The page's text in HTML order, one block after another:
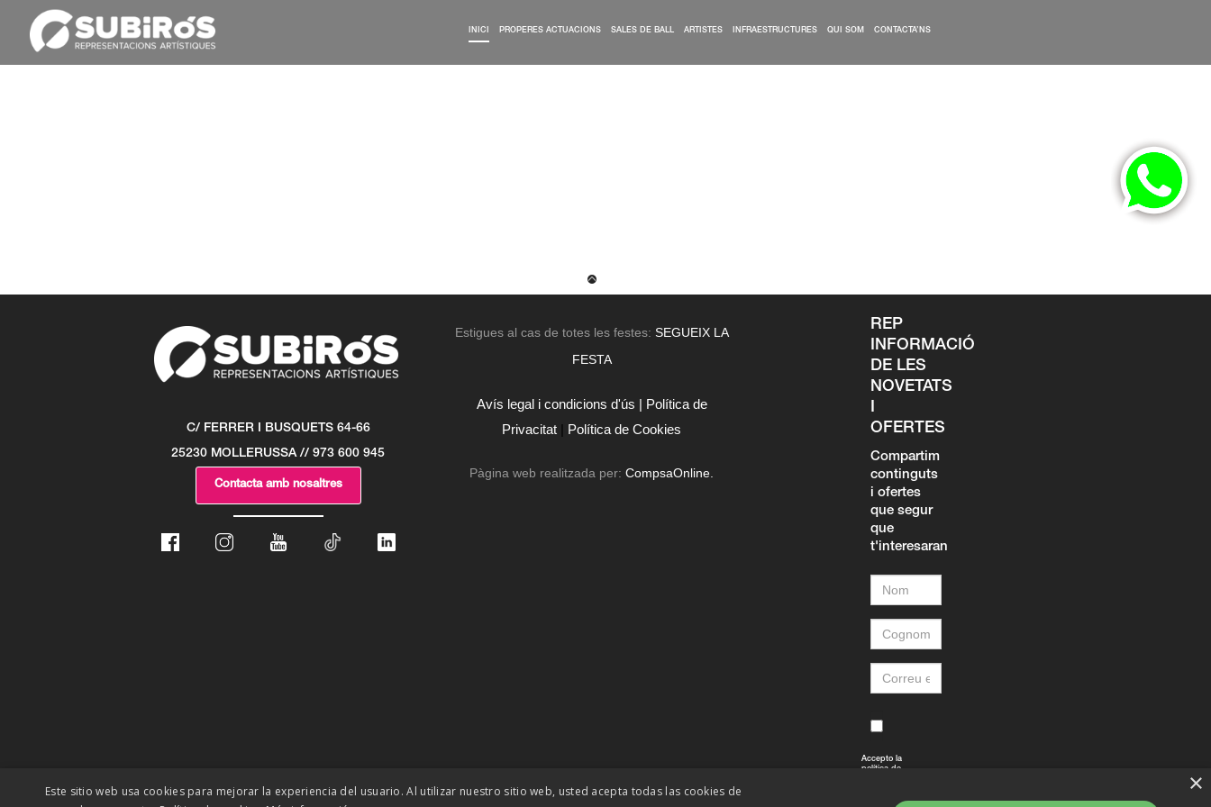
INICI PROPERES ACTUACIONS SALES DE BALL ARTISTES INFRAESTRUCTURES QUI SOM CONTACTA’NS
C/ FERRER I BUSQUETS 64-66
25230 MOLLERUSSA // 973 600 945
Contacta amb nosaltres
Estigues al cas de totes les festes: SEGUEIX LA
FESTA
Avís legal i condicions d'ús | Política de
Privacitat | Política de Cookies
Pàgina web realitzada per:CompsaOnline.
REP
INFORMACIÓ
DE LES
NOVETATS
I
OFERTES
Compartim
continguts
i ofertes
que segur
que
t'interesaran
Accepto la
política de
×
Este sitio web usa cookies para mejorar la experiencia del usuario. Al utilizar nuestro sitio web, usted acepta todas las cookies de